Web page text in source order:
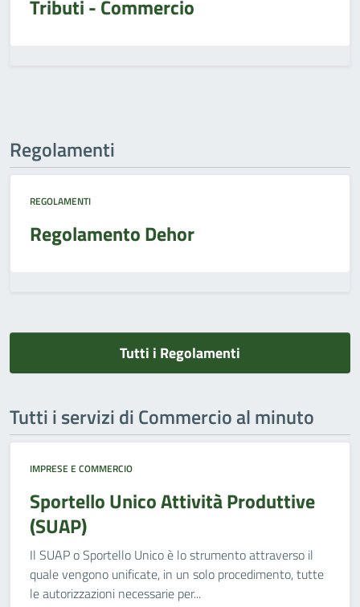
Tributi - Commercio
Regolamenti
REGOLAMENTI
Regolamento Dehor
Tutti i Regolamenti
Tutti i servizi di Commercio al minuto
IMPRESE E COMMERCIO
Sportello Unico Attività Produttive
(SUAP)
Il SUAP o Sportello Unico è lo strumento attraverso il
quale vengono unificate, in un solo procedimento, tutte
le autorizzazioni necessarie per...